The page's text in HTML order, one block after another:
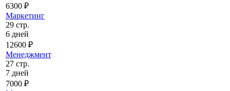
6300 ₽
Маркетинг
29 стр.
6 дней
12600 ₽
Менеджмент
27 стр.
7 дней
7000 ₽